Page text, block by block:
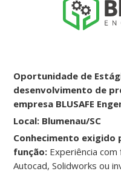
Oportunidade de
desenvolvimento de
empresa BLUSAFE
Local: Blumenau/SC
Conhecimento exigido
função: Experiência
Autocad, Solidworks ou